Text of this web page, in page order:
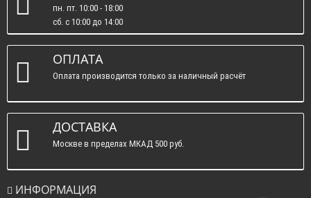
пн. пт. 10:00 - 18:00
сб. c 10:00 до 14:00
вс. : выходные.
ОПЛАТА
Оплата производится только за наличный расчёт
ДОСТАВКА
Москве в пределах МКАД 500 руб.
ИНФОРМАЦИЯ